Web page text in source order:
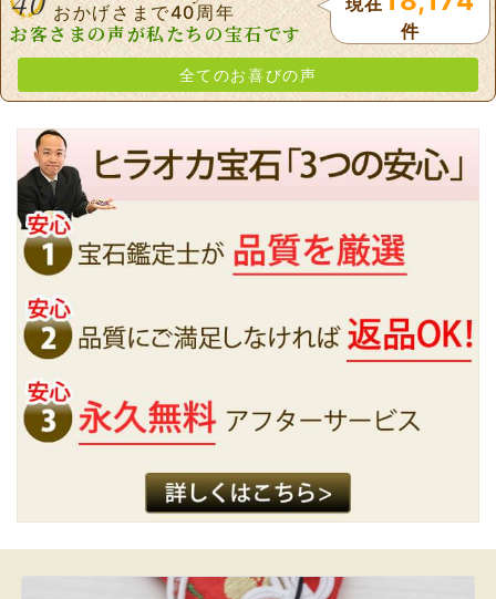
おかげさまで40周年
お客さまの声が私たちの宝石です 件
全てのお喜びの声